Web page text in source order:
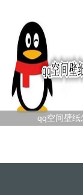
qq空间壁纸